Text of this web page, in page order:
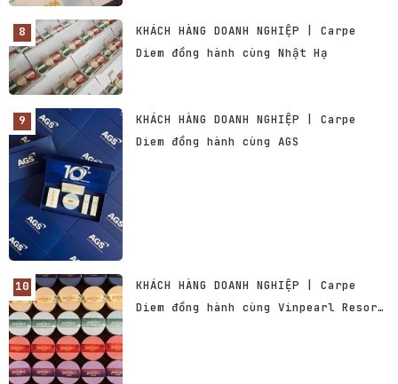
KHÁCH HÀNG DOANH NGHIỆP | Carpe
Diem đồng hành cùng Nhật Hạ
KHÁCH HÀNG DOANH NGHIỆP | Carpe
Diem đồng hành cùng AGS
KHÁCH HÀNG DOANH NGHIỆP | Carpe
Diem đồng hành cùng Vinpearl Resort